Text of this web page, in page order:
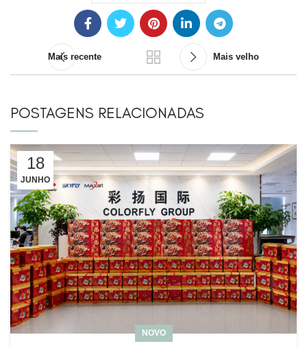
Mais recente Mais velho
POSTAGENS RELACIONADAS
18
JUNHO
NOVO